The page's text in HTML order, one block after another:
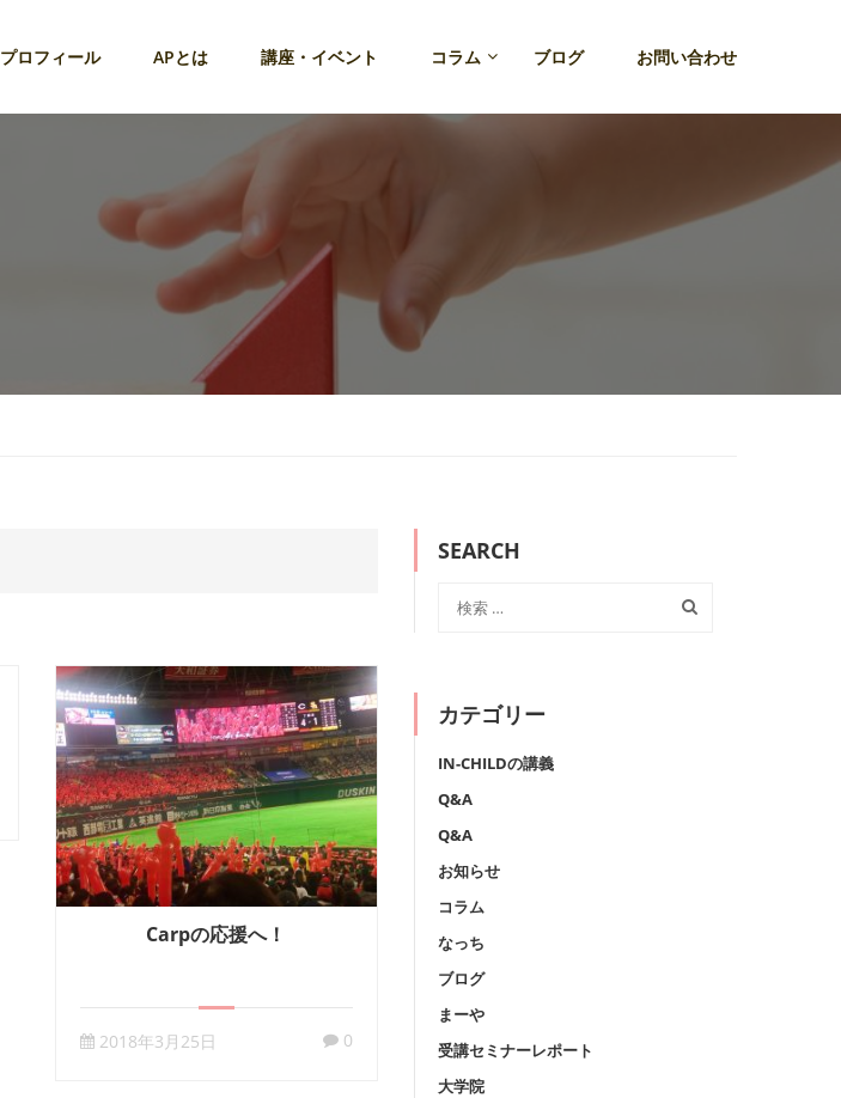
プロフィール APとは 講座・イベント コラム ブログ お問い合わせ
Carpの応援へ！
2018年3月25日 0
SEARCH
カテゴリー
IN-CHILDの講義
Q&A
Q&A
お知らせ
コラム
なっち
ブログ
まーや
受講セミナーレポート
大学院